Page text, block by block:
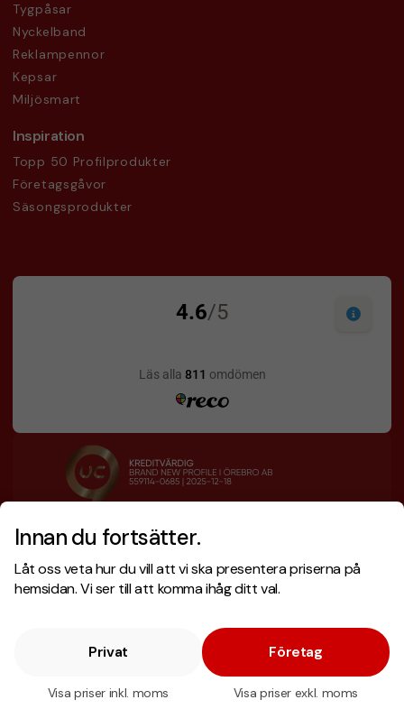
Innan du fortsätter.
Låt oss veta hur du vill att vi ska presentera priserna på
hemsidan. Vi ser till att komma ihåg ditt val.
Privat
Visa priser inkl. moms
Företag
Visa priser exkl. moms
Tygpåsar
Nyckelband
Reklampennor
Kepsar
Miljösmart
Inspiration
Topp 50 Profilprodukter
Företagsgåvor
Säsongsprodukter
Designskiss inom 1 h
Fri offert
Snabb leverans
Copyright © 2026 . Brand New Profile AB